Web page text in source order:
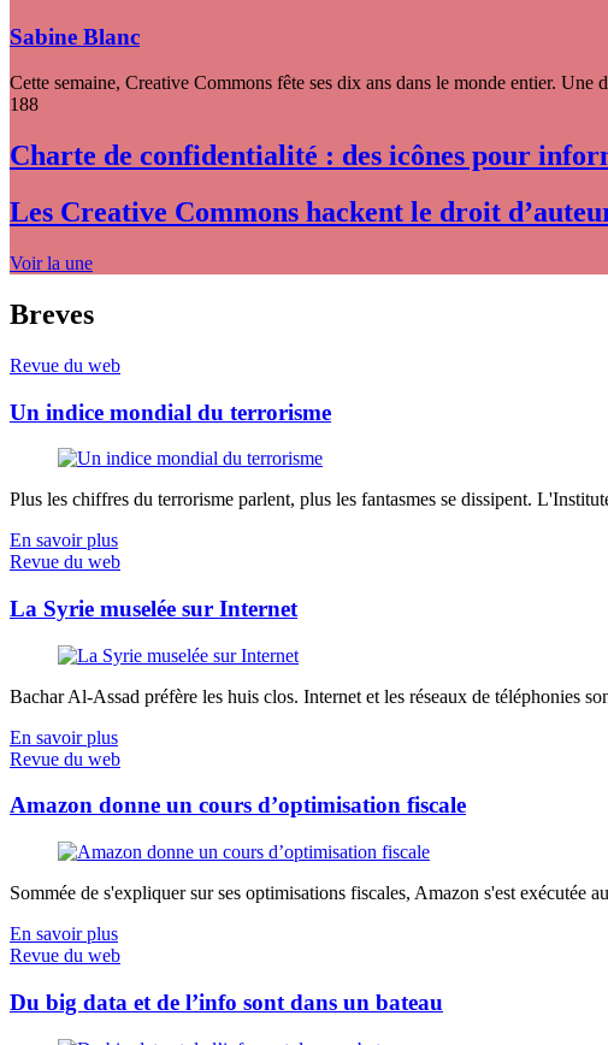
Sabine Blanc
Cette semaine, Creative Commons fête ses dix ans dans le monde entier.
188
Charte de confidentialité : des icônes pour
Les Creative Commons hackent le droit
Voir la une
Breves
Revue du web
Un indice mondial du terrorisme
Plus les chiffres du terrorisme parlent, plus les fantasmes se dissipent.
En savoir plus
Revue du web
La Syrie muselée sur Internet
Bachar Al-Assad préfère les huis clos. Internet et les réseaux de téléphonies
En savoir plus
Revue du web
Amazon donne un cours d’optimisation fiscale
Sommée de s'expliquer sur ses optimisations fiscales, Amazon s'est exécutée
En savoir plus
Revue du web
Du big data et de l’info sont dans un bateau